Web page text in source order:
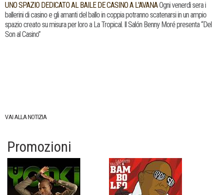
UNO SPAZIO DEDICATO AL BAILE DE CASINO A L'AVANAOgni venerdì sera i
ballerini di casino e gli amanti del ballo in coppia potranno scatenarsi in un ampio
spazio creato su misura per loro a La Tropical. Il Salón Benny Moré presenta “Del
Son al Casino”
VAI ALLA NOTIZIA
Promozioni